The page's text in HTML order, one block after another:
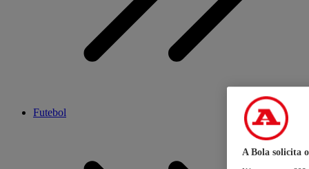
Futebol
A Bola solicita